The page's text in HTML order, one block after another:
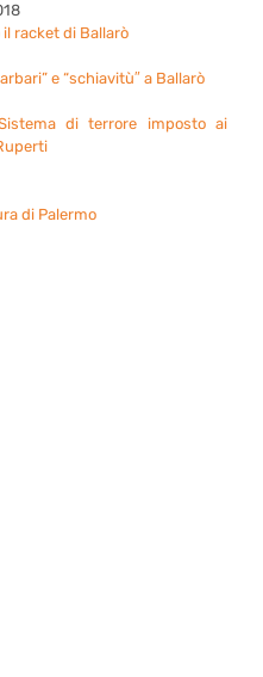
racket di Ballarò
e “schiavitù″ a Ballarò
di terrore imposto ai
di Palermo